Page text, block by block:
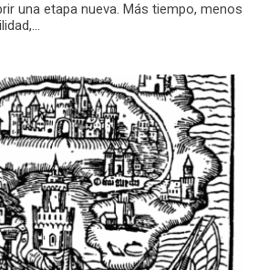
una etapa nueva. Más tiempo, menos